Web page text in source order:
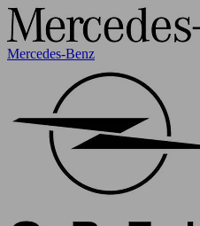
Mercedes-Benz